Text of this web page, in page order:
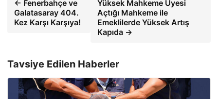
← Fenerbahçe ve
Galatasaray 404.
Kez Karşı Karşıya!
Yüksek Mahkeme Üyesi
Açtığı Mahkeme ile
Emeklilerde Yüksek Artış
Kapıda →
Tavsiye Edilen Haberler